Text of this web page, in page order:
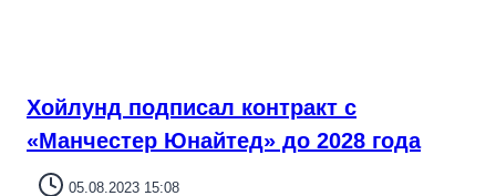
Хойлунд подписал контракт с
«Манчестер Юнайтед» до 2028 года
05.08.2023 15:08